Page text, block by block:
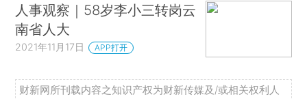
人事观察｜58岁李小三转岗云
南省人大
2021年11月17日 APP打开
财新网所刊载内容之知识产权为财新传媒及/或相关权利人